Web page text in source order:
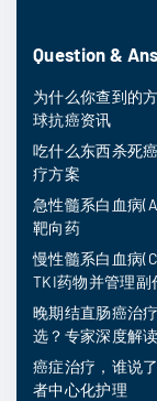
Question &
为什么你查到的
球抗癌资讯
吃什么东西杀死
疗方案
急性髓系白血病
靶向药
慢性髓系白血病
TKI药物并管理副
晚期结直肠癌治
选？专家深度解
癌症治疗，谁说
者中心化护理